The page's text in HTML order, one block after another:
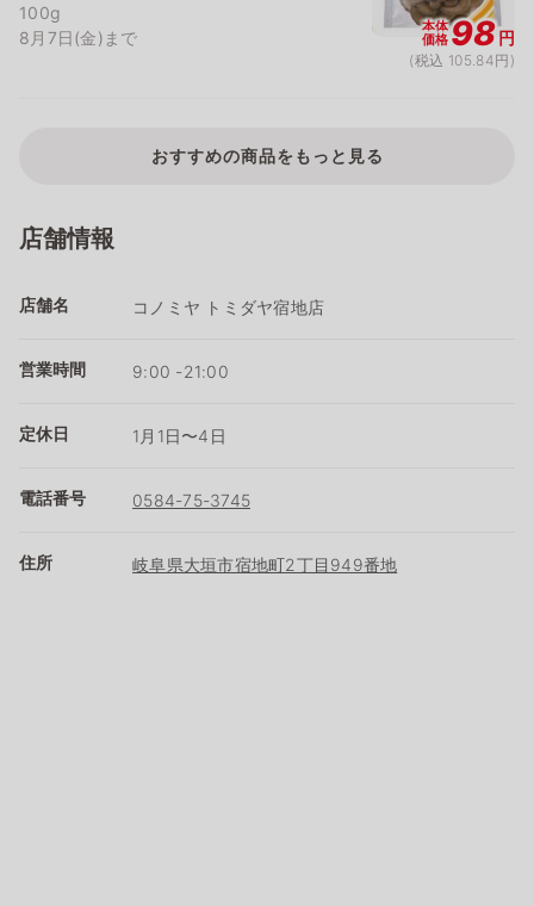
100g
8月7日(金)まで
本体
価格98円
(税込 105.84円)
おすすめの商品をもっと見る
店舗情報
店舗名 コノミヤ トミダヤ宿地店
営業時間 9:00 -21:00
定休日 1月1日〜4日
電話番号 0584-75-3745
住所 岐阜県大垣市宿地町2丁目949番地